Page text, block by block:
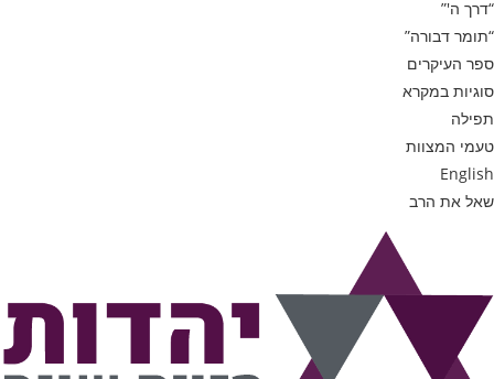
“דרך ה'”
“תומר דבורה”
ספר העיקרים
סוגיות במקרא
תפילה
טעמי המצוות
English
שאל את הרב